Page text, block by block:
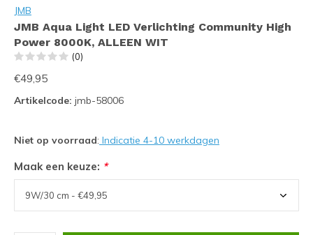
JMB
JMB Aqua Light LED Verlichting Community High
Power 8000K, ALLEEN WIT
(0)
€49,95
Artikelcode: jmb-58006
Niet op voorraad: Indicatie 4-10 werkdagen
Maak een keuze: *